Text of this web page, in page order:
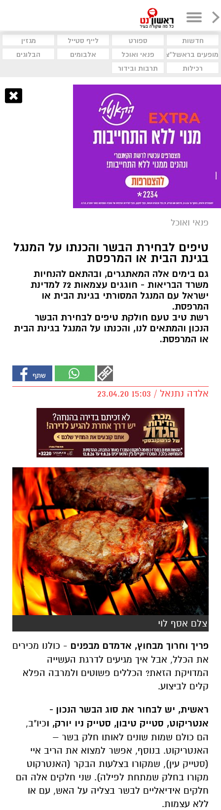
חדשות ספורט לייף סטייל
מגזין
מופעים בראשל"צ
פנאי ואוכל אלבומים
הבלוגים
רכילות
תרבות ובידור
פנאי ואוכל
טיפים לבחירת הבשר והכנתו על המנגל
בגינת הבית או המרפסת
גם בימים אלה המאתגרים, ובהתאם להנחיות
משרד הבריאות - חוגגים עצמאות 72 למדינת
ישראל עם המנגל המסורתי בגינת הבית או
המרפסת.
רשת טיב טעם חולקת טיפים לבחירת הבשר
הנכון והמתאים לנו, והכנתו על המנגל בגינת הבית
או המרפסת.
אלדה נתנאל / 15:03 23.04.20
צלם אסף לוי
פריך וחרוך מבחוץ, אדמדם מבפנים - כולנו מכירים
את הכלל, אבל איך מגיעים לדרגת העשייה
המדויקת הזאת? הכללים פשוטים ולמרבה הפלא
קלים לביצוע.
ראשית, יש לבחור את סוג הבשר הנכון -
אנטריקוט, סטייק טיבון, סטייק ניו יורק, וכיו"ב,
הם כולם שמות שונים לאותו חלק בשר –
האנטריקוט. בנוסף, אפשר למצוא את הריב איי
(סטייק עין), שמקורו בצלעות הבקר (האנטרקוט
מקורו בחלק שמתחת לפילה). שני חלקים אלה הם
חלקים אידיאליים לבשר בצליה על האש, עם או
ללא עצמות.